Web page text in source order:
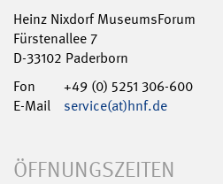
Heinz Nixdorf MuseumsForum
Fürstenallee 7
D-33102 Paderborn
Fon
+49 (0) 5251 306-600
E-Mail
service(at)hnf.de
ÖFFNUNGSZEITEN